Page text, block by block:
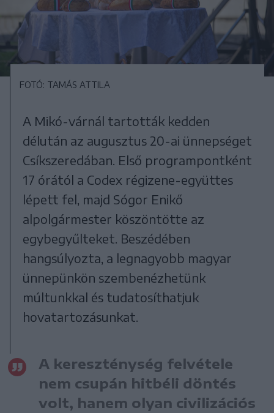
FOTÓ: TAMÁS ATTILA
A Mikó-várnál tartották kedden
délután az augusztus 20-ai ünnepséget
Csíkszeredában. Első programpontként
17 órától a Codex régizene-együttes
lépett fel, majd Sógor Enikő
alpolgármester köszöntötte az
egybegyűlteket. Beszédében
hangsúlyozta, a legnagyobb magyar
ünnepünkön szembenézhetünk
múltunkkal és tudatosíthatjuk
hovatartozásunkat.
A kereszténység felvétele
nem csupán hitbéli döntés
volt, hanem olyan civilizációs